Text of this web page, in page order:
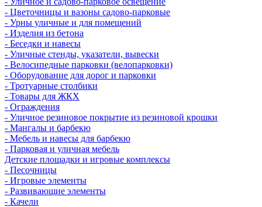
- Цветочницы и вазоны садово-парковые
- Урны уличные и для помещений
- Изделия из бетона
- Беседки и навесы
- Уличные стенды, указатели, вывески
- Велосипедные парковки (велопарковки)
- Оборудование для дорог и парковки
- Тротуарные столбики
- Товары для ЖКХ
- Ограждения
- Уличное резиновое покрытие из резиновой крошки
- Мангалы и барбекю
- Мебель и навесы для барбекю
- Парковая и уличная мебель
Детские площадки и игровые комплексы
- Песочницы
- Игровые элементы
- Развивающие элементы
- Качели